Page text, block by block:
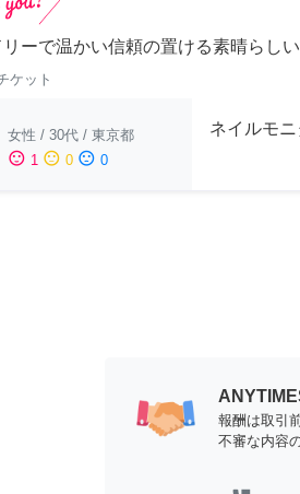
ーで温かい信頼の置ける素晴らしい
ケット
女性 / 30代 / 東京都
sentiment_satisfied 1 sentiment_neutral 0 sentiment_dissatisfied 0
ネイルモ
報酬は取引
不審な内容